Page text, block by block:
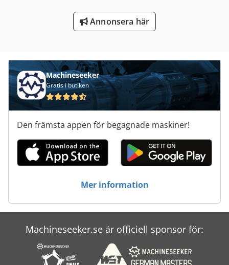
Vagn För Verktyg
Annonsera här
Machineseeker
Gratis i butiken
Den främsta appen för begagnade maskiner!
Mer information
Machineseeker.se är officiell sponsor för: